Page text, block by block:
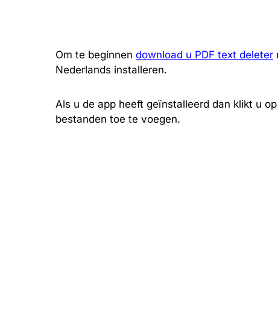
Om te beginnen download u PDF text deleter
Nederlands installeren.
Als u de app heeft geïnstalleerd dan klikt u
bestanden toe te voegen.